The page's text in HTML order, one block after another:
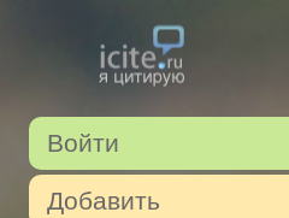
Войти
Добавить